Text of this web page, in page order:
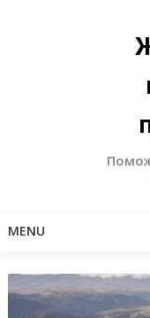
MENU